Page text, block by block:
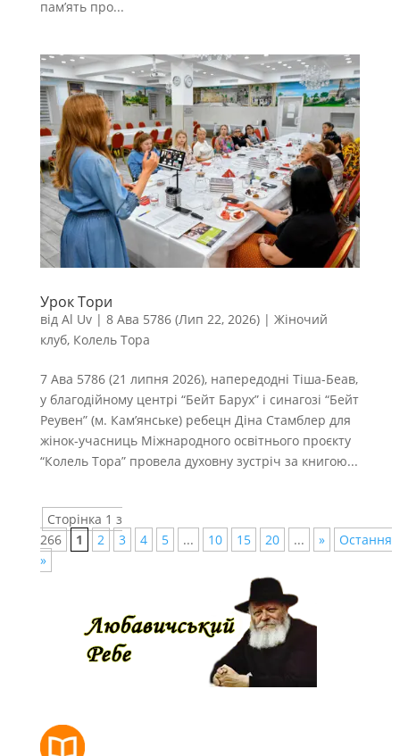
пам’ять про...
Урок Тори
від Al Uv| 8 Ава 5786 (Лип 22, 2026)| Жіночий
клуб, Колель Тора
7 Ава 5786 (21 липня 2026), напередодні Тіша-Беав,
у благодійному центрі “Бейт Барух” і синагозі “Бейт
Реувен” (м. Кам’янське) ребецн Діна Стамблер для
жінок-учасниць Міжнародного освітнього проєкту
“Колель Тора” провела духовну зустріч за книгою...
Сторінка 1 з
266
1 2 3 4 5 ... 10 15 20 ... »
Остання
»